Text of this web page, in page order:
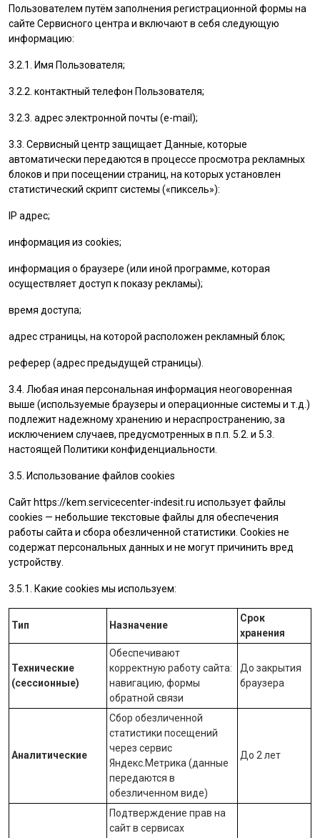
Пользователем путём заполнения регистрационной формы на
cайте Сервисного центра и включают в себя следующую
информацию:
3.2.1. Имя Пользователя;
3.2.2. контактный телефон Пользователя;
3.2.3. адрес электронной почты (e-mail);
3.3. Сервисный центр защищает Данные, которые
автоматически передаются в процессе просмотра рекламных
блоков и при посещении страниц, на которых установлен
статистический скрипт системы («пиксель»):
IP адрес;
информация из cookies;
информация о браузере (или иной программе, которая
осуществляет доступ к показу рекламы);
время доступа;
адрес страницы, на которой расположен рекламный блок;
реферер (адрес предыдущей страницы).
3.4. Любая иная персональная информация неоговоренная
выше (используемые браузеры и операционные системы и т.д.)
подлежит надежному хранению и нераспространению, за
исключением случаев, предусмотренных в п.п. 5.2. и 5.3.
настоящей Политики конфиденциальности.
3.5. Использование файлов cookies
Сайт https://kem.servicecenter-indesit.ru использует файлы
cookies — небольшие текстовые файлы для обеспечения
работы сайта и сбора обезличенной статистики. Cookies не
содержат персональных данных и не могут причинить вред
устройству.
3.5.1. Какие cookies мы используем:
Тип Назначение
Срок
хранения
Технические
(сессионные)
Обеспечивают
корректную работу сайта:
навигацию, формы
обратной связи
До закрытия
браузера
Аналитические
Сбор обезличенной
статистики посещений
через сервис
Яндекс.Метрика (данные
передаются в
обезличенном виде)
До 2 лет
Подтверждение прав на
сайт в сервисах